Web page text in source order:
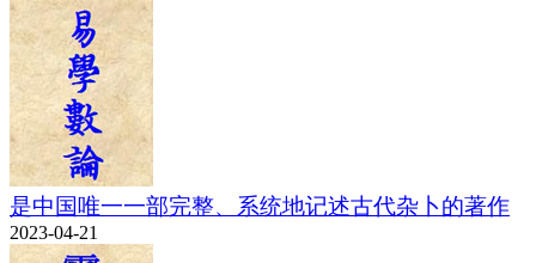
是中国唯一一部完整、系统地记述古代杂卜的著作
2023-04-21